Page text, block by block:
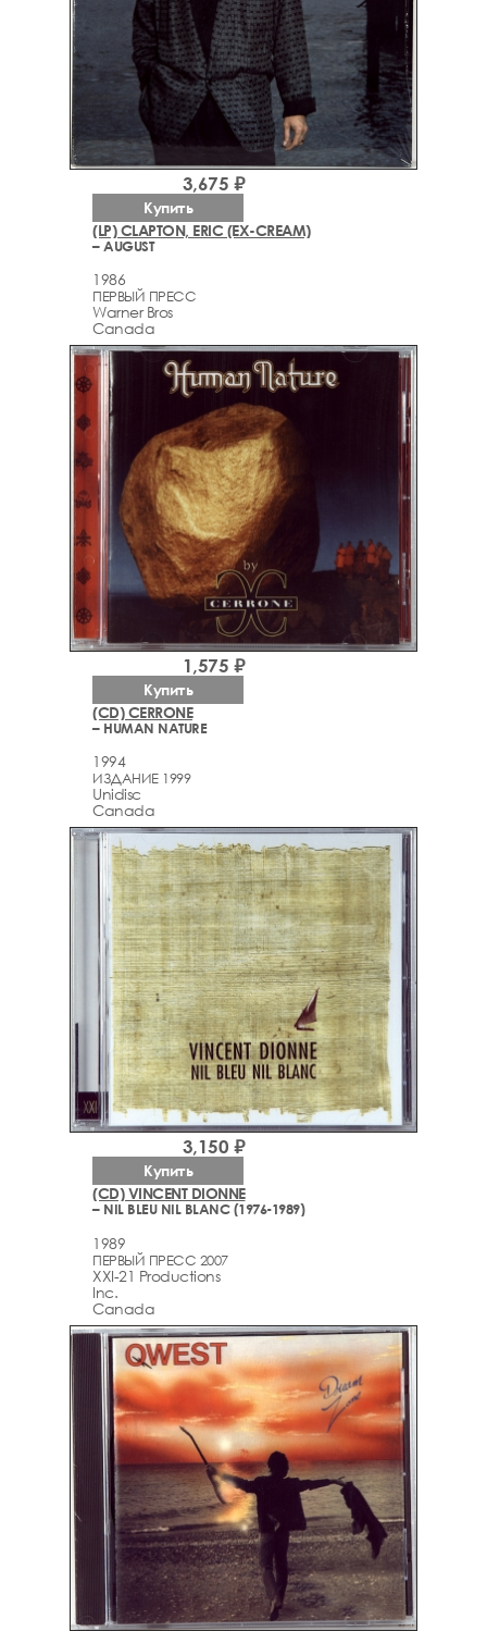
(LP) CLAPTON, ERIC (EX-CREAM)
– AUGUST
1986
ПЕРВЫЙ ПРЕСС
Warner Bros
Canada
3,675 ₽
Купить
(CD) CERRONE
– HUMAN NATURE
1994
ИЗДАНИЕ 1999
Unidisc
Canada
1,575 ₽
Купить
(CD) VINCENT DIONNE
– NIL BLEU NIL BLANC (1976-1989)
1989
ПЕРВЫЙ ПРЕСС 2007
XXI-21 Productions
Inc.
Canada
3,150 ₽
Купить